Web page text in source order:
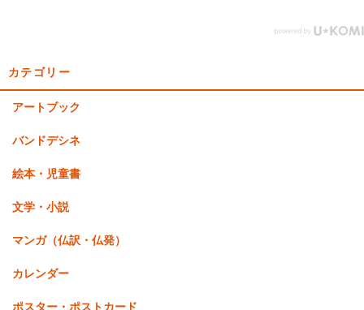
カテゴリー
アートブック
バンドデシネ
絵本・児童書
文学・小説
マンガ（仏訳・仏発）
カレンダー
ポスター・ポストカード